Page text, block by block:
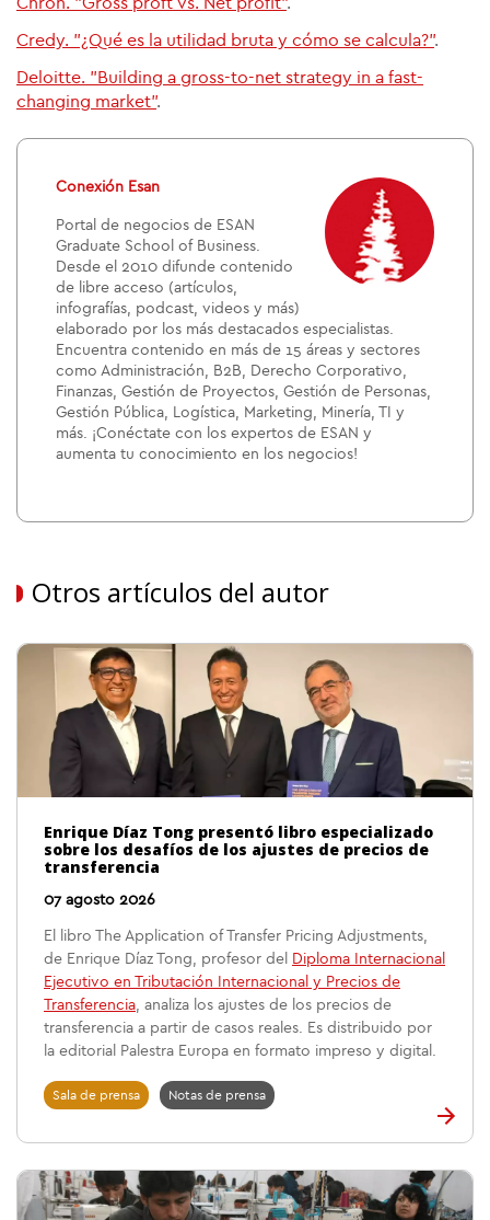
Credy. "¿Qué es la utilidad bruta y cómo se calcula?".
Deloitte. "Building a gross-to-net strategy in a fast-
changing market".
Conexión Esan
Portal de negocios de ESAN
Graduate School of Business.
Desde el 2010 difunde contenido
de libre acceso (artículos,
infografías, podcast, videos y más)
elaborado por los más destacados especialistas.
Encuentra contenido en más de 15 áreas y sectores
como Administración, B2B, Derecho Corporativo,
Finanzas, Gestión de Proyectos, Gestión de Personas,
Gestión Pública, Logística, Marketing, Minería, TI y
más. ¡Conéctate con los expertos de ESAN y
aumenta tu conocimiento en los negocios!
Otros artículos del autor
Enrique Díaz Tong presentó libro especializado
sobre los desafíos de los ajustes de precios de
transferencia
07 agosto 2026
El libro The Application of Transfer Pricing Adjustments,
de Enrique Díaz Tong, profesor del
Diploma Internacional
Ejecutivo en Tributación Internacional y Precios de
Transferencia, analiza los ajustes de los precios de
transferencia a partir de casos reales. Es distribuido por
la editorial Palestra Europa en formato impreso y digital.
Sala de prensa Notas de prensa